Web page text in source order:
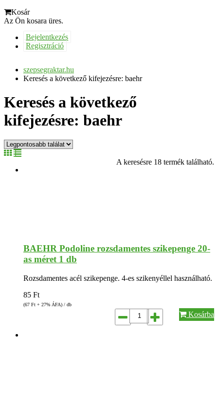
Kosár
Az Ön kosara üres.
Bejelentkezés
Regisztráció
szepsegraktar.hu
Keresés a következő kifejezésre: baehr
Keresés a következő
kifejezésre: baehr
A keresésre 18 termék található.
BAEHR Podoline rozsdamentes szikepenge 20-
as méret 1 db
Rozsdamentes acél szikepenge. 4-es szikenyéllel használható.
85 Ft
(67 Ft + 27% ÁFA) / db
Kosárba